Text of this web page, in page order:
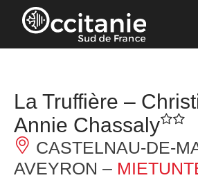
Cookie-Einstellungen
La Truffière –
Annie Chassaly
CASTELNAU-DE-
AVEYRON –